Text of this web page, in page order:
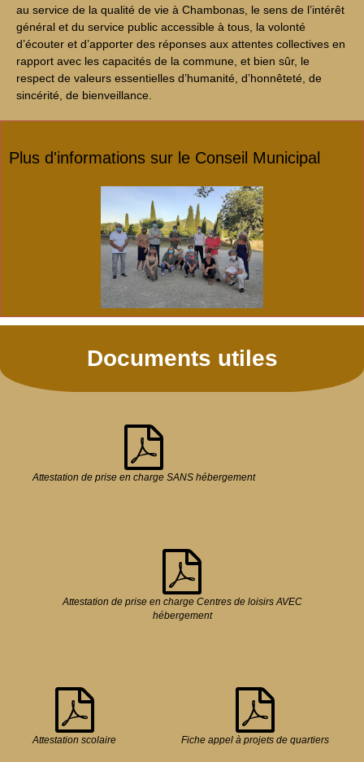
au service de la qualité de vie à Chambonas, le sens de l’intérêt
général et du service public accessible à tous, la volonté
d’écouter et d’apporter des réponses aux attentes collectives en
rapport avec les capacités de la commune, et bien sûr, le
respect de valeurs essentielles d’humanité, d’honnêteté, de
sincérité, de bienveillance.
Plus d'informations sur le Conseil Municipal
Documents utiles
Attestation de prise en charge SANS hébergement
Attestation de prise en charge Centres de loisirs AVEC
hébergement
Attestation scolaire Fiche appel à projets de quartiers